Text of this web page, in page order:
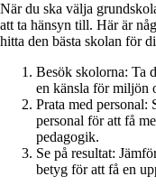
När du ska välja
att ta hänsyn till. Här är
hitta den bästa skolan för
Besök skolorna: Ta
en känsla för miljön
Prata med personal:
personal för att få
pedagogik.
Se på resultat:
betyg för att få en